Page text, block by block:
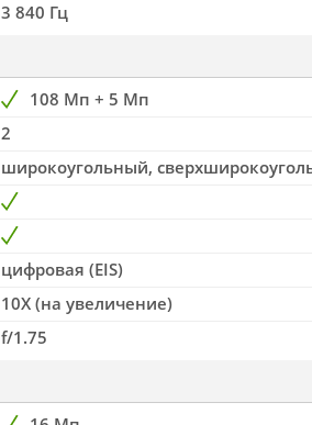
3 840 Гц
108 Мп + 5 Мп
2
широкоугольный,
цифровая (EIS)
10X (на увеличение)
f/1.75